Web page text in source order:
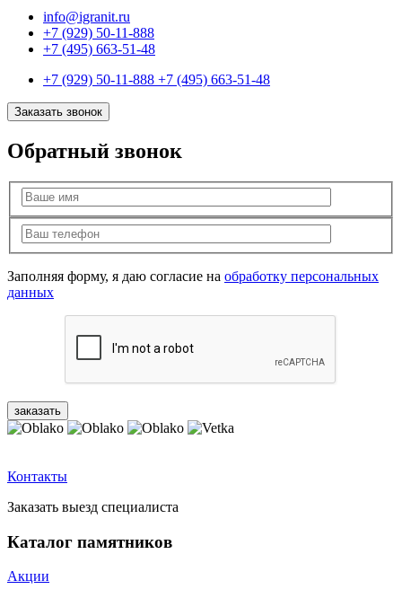
info@igranit.ru
+7 (929) 50-11-888
+7 (495) 663-51-48
+7 (929) 50-11-888 +7 (495) 663-51-48
Заказать звонок
Обратный звонок
Заполняя форму, я даю согласие на обработку персональных
данных
Контакты
Заказать выезд специалиста
Каталог памятников
Акции